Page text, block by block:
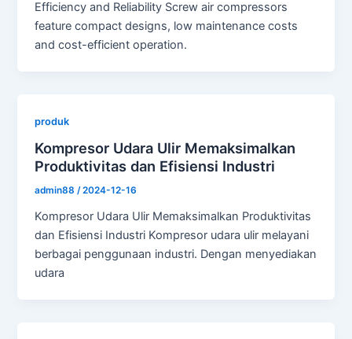
Efficiency and Reliability Screw air compressors
feature compact designs, low maintenance costs
and cost-efficient operation.
produk
Kompresor Udara Ulir Memaksimalkan
Produktivitas dan Efisiensi Industri
admin88/2024-12-16
Kompresor Udara Ulir Memaksimalkan Produktivitas
dan Efisiensi Industri Kompresor udara ulir melayani
berbagai penggunaan industri. Dengan menyediakan
udara